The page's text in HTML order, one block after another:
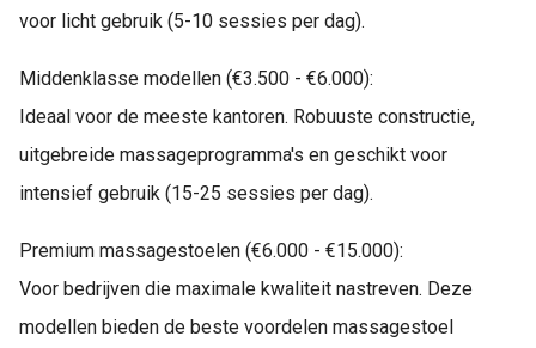
voor licht gebruik (5-10 sessies per dag).
Middenklasse modellen (€3.500 - €6.000):
Ideaal voor de meeste kantoren. Robuuste constructie,
uitgebreide massageprogramma's en geschikt voor
intensief gebruik (15-25 sessies per dag).
Premium massagestoelen (€6.000 - €15.000):
Voor bedrijven die maximale kwaliteit nastreven. Deze
modellen bieden de beste voordelen massagestoel